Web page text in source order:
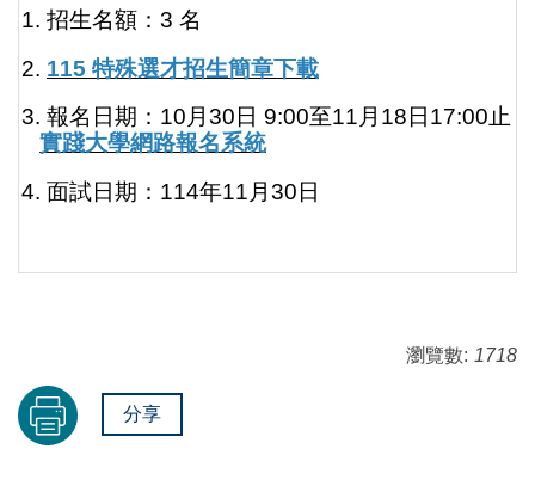
1. 招生名額：3 名
2. 115 特殊選才招生簡章下載
3. 報名日期：10月30日 9:00至11月18日17:00止
實踐大學網路報名系統
4. 面試日期：114年11月30日
瀏覽數: 1718
分享